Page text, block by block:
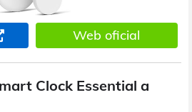
Web oficial
Clock Essential a